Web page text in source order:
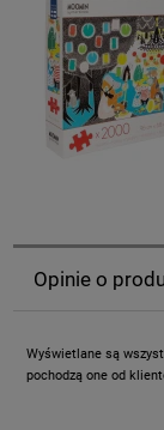
Opinie o
Wyświetlane są
pochodzą one od